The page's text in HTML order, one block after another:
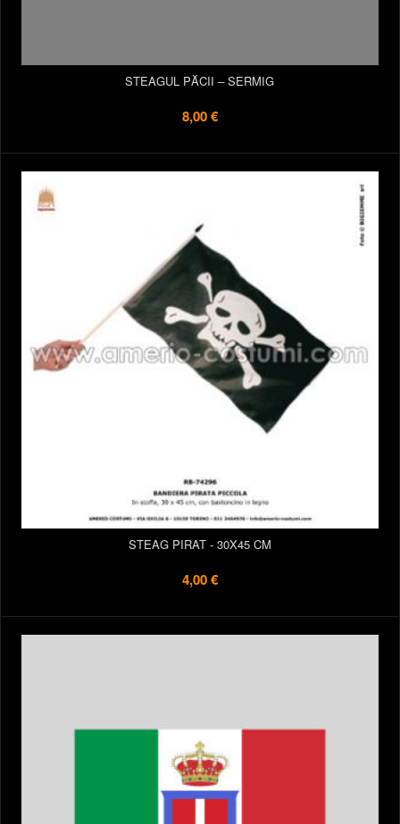
STEAGUL PĂCII – SERMIG
8,00 €
STEAG PIRAT - 30X45 CM
4,00 €